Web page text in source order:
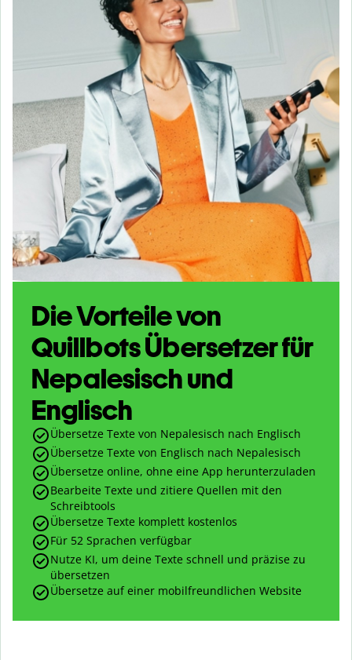
Die Vorteile von
Quillbots Übersetzer für
Nepalesisch und
Englisch
Übersetze Texte von Nepalesisch nach Englisch
Übersetze Texte von Englisch nach Nepalesisch
Übersetze online, ohne eine App herunterzuladen
Bearbeite Texte und zitiere Quellen mit den
Schreibtools
Übersetze Texte komplett kostenlos
Für 52 Sprachen verfügbar
Nutze KI, um deine Texte schnell und präzise zu
übersetzen
Übersetze auf einer mobilfreundlichen Website